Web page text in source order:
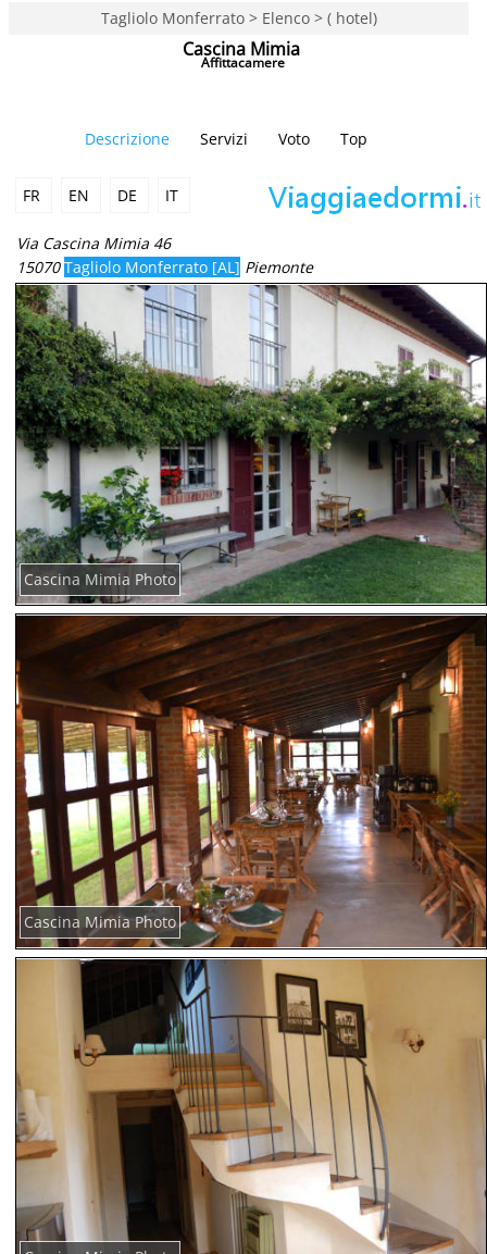
Tagliolo Monferrato > Elenco > ( hotel)
Cascina Mimia
Affittacamere
Descrizione Servizi Voto Top
FR EN DE IT
Via Cascina Mimia 46
15070Tagliolo Monferrato [AL] Piemonte
Cascina Mimia Photo
Cascina Mimia Photo